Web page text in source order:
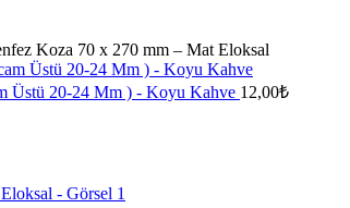
Koza 70 x 270 mm – Mat Eloksal
Üstü 20-24 Mm ) - Koyu Kahve 12,00₺